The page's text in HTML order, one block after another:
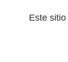
Este